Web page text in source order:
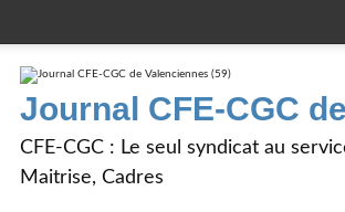
Journal CFE-CGC
CFE-CGC : Le seul syndicat au
Maitrise, Cadres